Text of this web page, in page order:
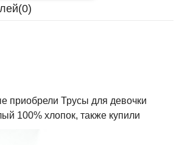
0)
приобрели Трусы для девочки
100% хлопок, также купили